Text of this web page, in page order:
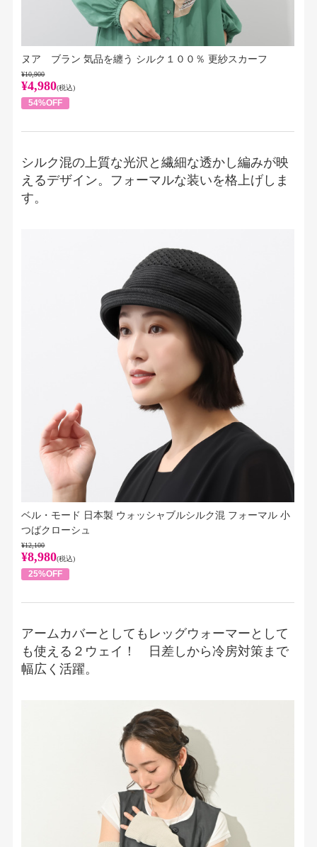
ヌア ブラン 気品を纏う シルク１００％ 更紗スカーフ
¥10,900
¥4,980(税込)
54%OFF
シルク混の上質な光沢と繊細な透かし編みが映
えるデザイン。フォーマルな装いを格上げしま
す。
ベル・モード 日本製 ウォッシャブルシルク混 フォーマル 小
つばクローシュ
¥12,100
¥8,980(税込)
25%OFF
アームカバーとしてもレッグウォーマーとして
も使える２ウェイ！ 日差しから冷房対策まで
幅広く活躍。